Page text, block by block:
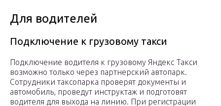
Для водителей
Подключение к грузовому такси
Подключение водителя к грузовому Яндекс Такси
возможно только через партнерский автопарк.
Сотрудники таксопарка проверят документы и
автомобиль, проведут инструктаж и подготовят
водителя для выхода на линию. При регистрации